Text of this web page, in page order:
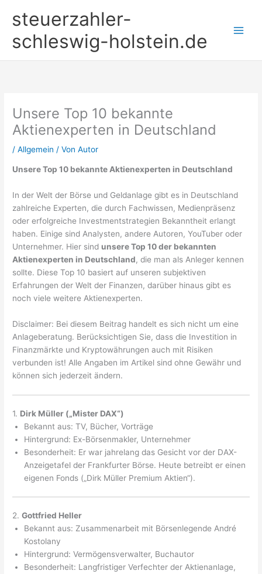
Inhaltsteuerzahler-
schleswig-holstein.de
Unsere Top 10 bekannte
Aktienexperten in Deutschland
/Allgemein / VonAutor
Unsere Top 10 bekannte Aktienexperten in Deutschland
In der Welt der Börse und Geldanlage gibt es in Deutschland
zahlreiche Experten, die durch Fachwissen, Medienpräsenz
oder erfolgreiche Investmentstrategien Bekanntheit erlangt
haben. Einige sind Analysten, andere Autoren, YouTuber oder
Unternehmer. Hier sind unsere Top 10 der bekannten
Aktienexperten in Deutschland, die man als Anleger kennen
sollte. Diese Top 10 basiert auf unseren subjektiven
Erfahrungen der Welt der Finanzen, darüber hinaus gibt es
noch viele weitere Aktienexperten.
Disclaimer: Bei diesem Beitrag handelt es sich nicht um eine
Anlageberatung. Berücksichtigen Sie, dass die Investition in
Finanzmärkte und Kryptowährungen auch mit Risiken
verbunden ist! Alle Angaben im Artikel sind ohne Gewähr und
können sich jederzeit ändern.
1. Dirk Müller („Mister DAX“)
Bekannt aus: TV, Bücher, Vorträge
Hintergrund: Ex-Börsenmakler, Unternehmer
Besonderheit: Er war jahrelang das Gesicht vor der DAX-
Anzeigetafel der Frankfurter Börse. Heute betreibt er einen
eigenen Fonds („Dirk Müller Premium Aktien“).
2.Gottfried Heller
Bekannt aus: Zusammenarbeit mit Börsenlegende André
Kostolany
Hintergrund: Vermögensverwalter, Buchautor
Besonderheit: Langfristiger Verfechter der Aktienanlage,